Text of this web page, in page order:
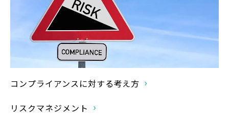
コンプライアンスに対する考え方
リスクマネジメント